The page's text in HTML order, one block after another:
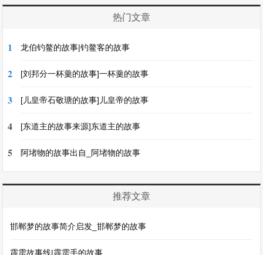
热门文章
1 龙伯钓鳌的故事|钓鳌客的故事
2 [刘邦分一杯羹的故事]一杯羹的故事
3 [儿皇帝石敬瑭的故事]儿皇帝的故事
4 [东道主的故事来源]东道主的故事
5 阿堵物的故事出自_阿堵物的故事
推荐文章
邯郸梦的故事简介启发_邯郸梦的故事
霹雳故事线|霹雳手的故事